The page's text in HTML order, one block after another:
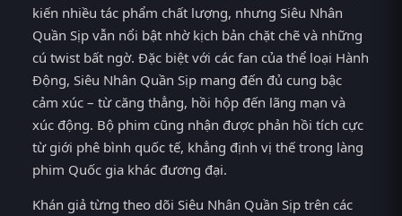
kiến nhiều tác phẩm chất lượng, nhưng Siêu Nhân
Quần Sịp vẫn nổi bật nhờ kịch bản chặt chẽ và những
cú twist bất ngờ. Đặc biệt với các fan của thể loại Hành
Động, Siêu Nhân Quần Sịp mang đến đủ cung bậc
cảm xúc – từ căng thẳng, hồi hộp đến lãng mạn và
xúc động. Bộ phim cũng nhận được phản hồi tích cực
từ giới phê bình quốc tế, khẳng định vị thế trong làng
phim Quốc gia khác đương đại.
Khán giả từng theo dõi Siêu Nhân Quần Sịp trên các